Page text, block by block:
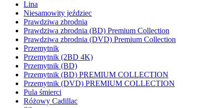
Lina
Niesamowity jeździec
Prawdziwa zbrodnia
Prawdziwa zbrodnia (BD) Premium Collection
Prawdziwa zbrodnia (DVD) Premium Collection
Przemytnik
Przemytnik (2BD 4K)
Przemytnik (BD)
Przemytnik (BD) PREMIUM COLLECTION
Przemytnik (DVD) PREMIUM COLLECTION
Pula śmierci
Różowy Cadillac